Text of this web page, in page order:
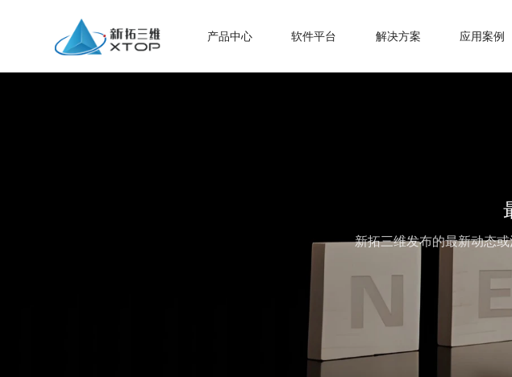
产品中心 软件平台 解决方案 应用案例
新拓三维发布的最新动态